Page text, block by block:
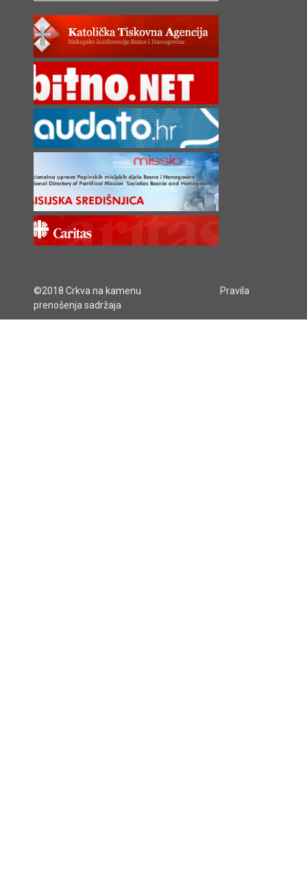
©2018 Crkva na kamenu
Pravila
prenošenja sadržaja